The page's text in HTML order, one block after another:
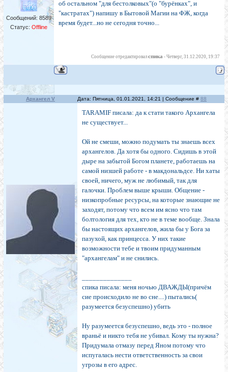
Сообщений: 8589
Статус: Offline
об остальном "для бестолковых"(о "бурёнках", и
"кастратах") напишу в Бытовой Магии на ФЖ, когда
время будет...но не сегодня точно...
Сообщение отредактировал спика - Четверг, 31.12.2020, 19:37
Архангел V Дата: Пятница, 01.01.2021, 14:21 | Сообщение # 88
TARAMIF писала: да к стати такого Архангела
не существует...
Ой не смеши, можно подумать ты знаешь всех
архангелов. Да хотя бы одного. Сидишь в этой
дыре на забытой Богом планете, работаешь на
самой низшей работе - в макдональдсе. Ни хаты
своей, ничего, муж не любимый, так для
галочки. Проблем выше крыши. Общение -
низкопробные ресурсы, на которые знающие не
заходят, потому что всем им ясно что там
болтология для тех, кто не в теме вообще. Знала
бы настоящих архангелов, жила бы у Бога за
пазухой, как принцесса. У них такие
возможности тебе и твоим придуманным
"архангелам" и не снились.
спика писала: меня ночью ДВАЖДЫ(причём
сие происходило не во сне....) пытались(
разумеется безуспешно) убить
Ну разумеется безуспешно, ведь это - полное
враньё и никто тебя не убивал. Кому ты нужна?
Придумала отмазу перед Яном потому что
испугалась нести ответственность за свои
угрозы в его адрес.